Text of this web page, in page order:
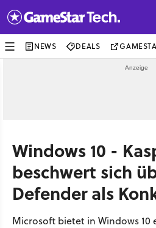
NEWS DEALS
Windows 10 -
beschwert sich
Defender als
Microsoft bietet in Windows 10